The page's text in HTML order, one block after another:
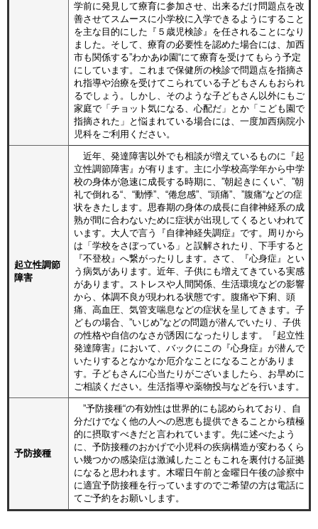
学前に発見して療育に参加させ、出来るだけ問題点を改
善させてスムースに小学校に入学できるようにすること
を主な目的にした『５歳児検診』を任されることになり
ました。そして、療育の必要性を認めた場合には、加西
市も関係する”わかあゆ園“にて療育を受けてもらう予定
にしています。これまで保健所の検診で問題点を指摘さ
れ指導や治療を受けてこられている子どもさんもおられ
るでしょう。しかし、そのような子どもさん以外にもご
家庭で「チョット気になる、心配だ」とか「こども園で
指摘された」と悩まれている場合には、一度加西病院小
児科をご利用ください。
起立性調節
障害
近年、発達障害以外でも相談が増えているものに『起
立性調節障害』が有ります。主に小学校高学年から中学
校の身体が急速に成長する時期に、”朝起きにくい“、”朝
礼で倒れる“、“動悸”、“倦怠感”、“頭痛”、”腹痛“などの症
状をきたします。思春期の身体の成長に自律神経系の成
熟が間に合わないために症状が出現してくるといわれて
います。大人で言う『自律神経失調症』です。周りから
は「学校をさぼっている」と誤解されたり、下手すると
『不登校』へ繋がったりします。さて、『心身症』とい
う病気があります。近年、子供にも増えてきている実感
があります。ストレスや人間関係、生活環境などの影響
から、体調不良が現われる状態です。腹痛や下痢、頭
痛、高血圧、気管支喘息などの症状を呈してきます。子
どもの場合、”いじめ”などの問題が潜んでいたり、子供
の性格や自信のなさが誘因になったりします。『起立性
発達障害』において、バックにこの『心身症』が潜んで
いたりするとなかなか厄介なことになることがありま
す。子どもさんに心当たりがございましたら、お早めに
ご相談ください。生活指導や薬物投与などを行います。
予防接種
”予防接種“の有効性は世界的にも認められており、自
分だけでなく他の人への恩恵も提供できることから積極
的に摂取すべきだと言われています。先に述べたよう
に、予防接種のおかげで小児科の疾病構造が変わるくら
い幾つかの感染症は激減したこともこれを裏付ける証拠
になると思われます。木曜日午前と金曜日午後の診察中
に適宜予防接種を行っていますのでご希望の方は電話に
てご予約をお願いします。